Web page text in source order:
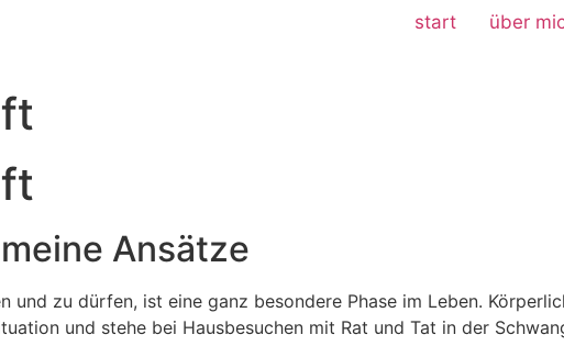
start über
Ansätze
und zu dürfen, ist eine ganz besondere Phase im Leben.
und stehe bei Hausbesuchen mit Rat und Tat in der